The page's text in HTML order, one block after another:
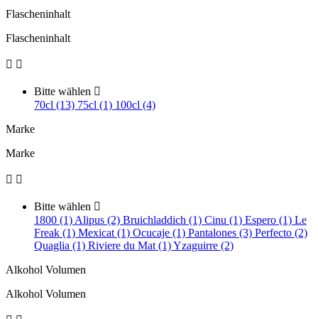
Flascheninhalt
Flascheninhalt
 
Bitte wählen 
70cl (13) 75cl (1) 100cl (4)
Marke
Marke
 
Bitte wählen 
1800 (1) Alipus (2) Bruichladdich (1) Cinu (1) Espero (1) Le
Freak (1) Mexicat (1) Ocucaje (1) Pantalones (3) Perfecto (2)
Quaglia (1) Riviere du Mat (1)Yzaguirre (2)
Alkohol Volumen
Alkohol Volumen